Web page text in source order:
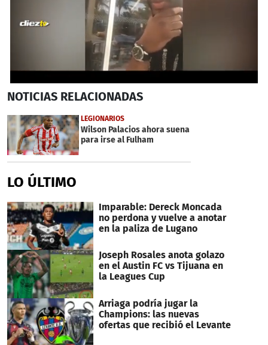
seconds
12
minutes,
1
second
NOTICIAS RELACIONADAS
LEGIONARIOS
Wilson Palacios ahora suena
para irse al Fulham
LO ÚLTIMO
Imparable: Dereck Moncada
no perdona y vuelve a anotar
en la paliza de Lugano
Joseph Rosales anota golazo
en el Austin FC vs Tijuana en
la Leagues Cup
Arriaga podría jugar la
Champions: las nuevas
ofertas que recibió el Levante